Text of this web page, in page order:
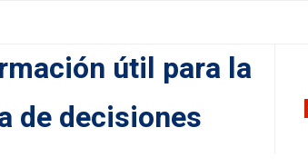
útil para la
de decisiones